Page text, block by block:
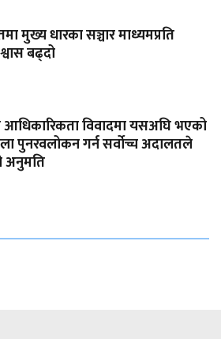
मुख्य धारका सञ्चार माध्यमप्रति
बढ्दो
विवादमा यसअघि भएको
पुनरवलोकन गर्न सर्वोच्च अदालतले
अनुमति